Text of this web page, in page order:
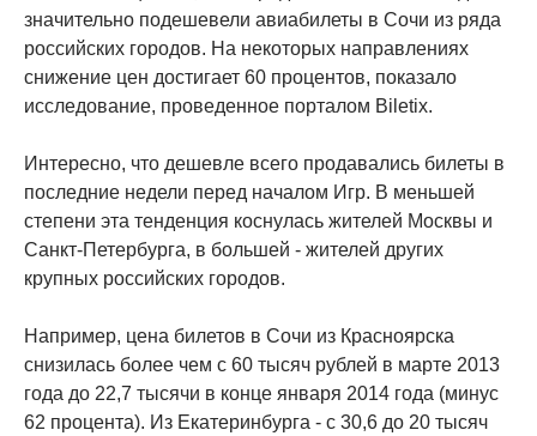
значительно подешевели авиабилеты в Сочи из ряда
российских городов. На некоторых направлениях
снижение цен достигает 60 процентов, показало
исследование, проведенное порталом Biletix.
Интересно, что дешевле всего продавались билеты в
последние недели перед началом Игр. В меньшей
степени эта тенденция коснулась жителей Москвы и
Санкт-Петербурга, в большей - жителей других
крупных российских городов.
Например, цена билетов в Сочи из Красноярска
снизилась более чем с 60 тысяч рублей в марте 2013
года до 22,7 тысячи в конце января 2014 года (минус
62 процента). Из Екатеринбурга - с 30,6 до 20 тысяч